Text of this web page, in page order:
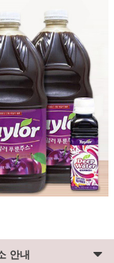
안내